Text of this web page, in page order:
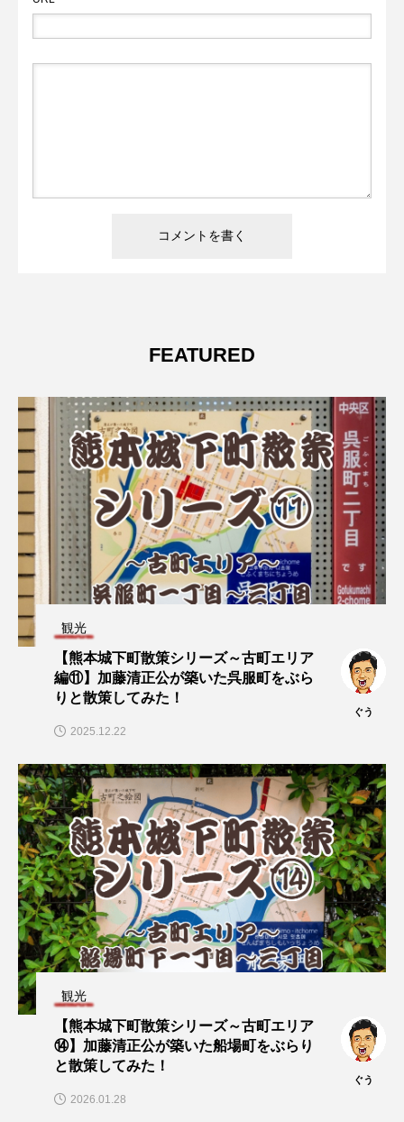
FEATURED
観光
【熊本城下町散策シリーズ～古町エリア
編⑪】加藤清正公が築いた呉服町をぶら
りと散策してみた！
ぐう
2025.12.22
観光
【熊本城下町散策シリーズ～古町エリア
⑭】加藤清正公が築いた船場町をぶらり
と散策してみた！
ぐう
2026.01.28